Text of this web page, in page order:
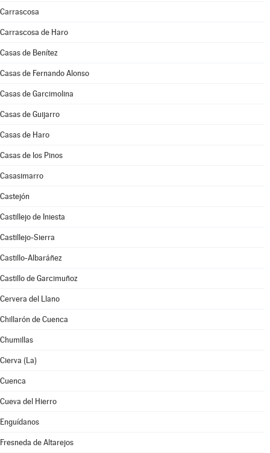
Carrascosa
Carrascosa de Haro
Casas de Benítez
Casas de Fernando Alonso
Casas de Garcimolina
Casas de Guijarro
Casas de Haro
Casas de los Pinos
Casasimarro
Castejón
Castillejo de Iniesta
Castillejo-Sierra
Castillo-Albaráñez
Castillo de Garcimuñoz
Cervera del Llano
Chillarón de Cuenca
Chumillas
Cierva (La)
Cuenca
Cueva del Hierro
Enguídanos
Fresneda de Altarejos